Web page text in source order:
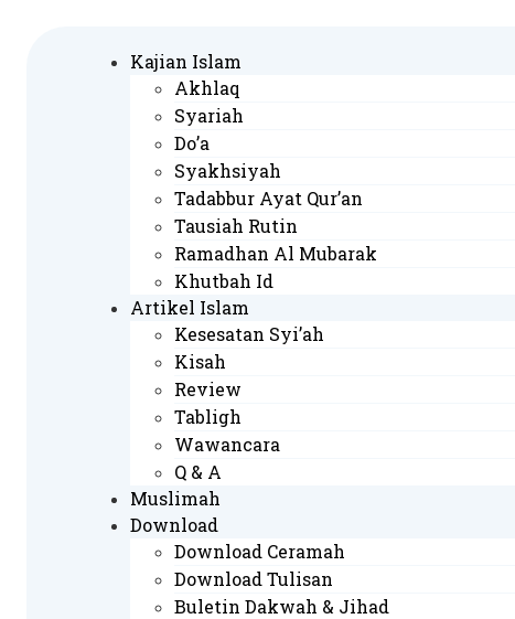
Kajian Islam
Akhlaq
Syariah
Do’a
Syakhsiyah
Tadabbur Ayat Qur’an
Tausiah Rutin
Ramadhan Al Mubarak
Khutbah Id
Artikel Islam
Kesesatan Syi’ah
Kisah
Review
Tabligh
Wawancara
Q & A
Muslimah
Download
Download Ceramah
Download Tulisan
Buletin Dakwah & Jihad